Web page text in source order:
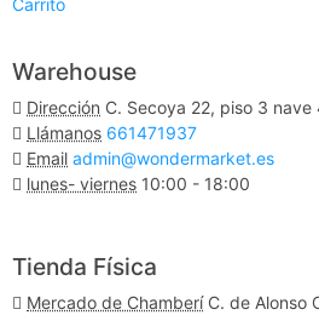
Warehouse
Dirección C. Secoya 22, piso 3
Llámanos 661471937
Email admin@wondermarket.es
lunes- viernes 10:00 - 18:00
Tienda Física
Mercado de Chamberí C. de Alonso